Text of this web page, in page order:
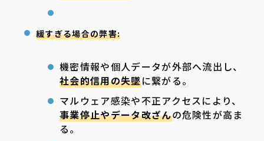
緩すぎる場合の弊害:
機密情報や個人データが外部へ流出し、
社会的信用の失墜に繋がる。
マルウェア感染や不正アクセスにより、
事業停止やデータ改ざんの危険性が高ま
る。